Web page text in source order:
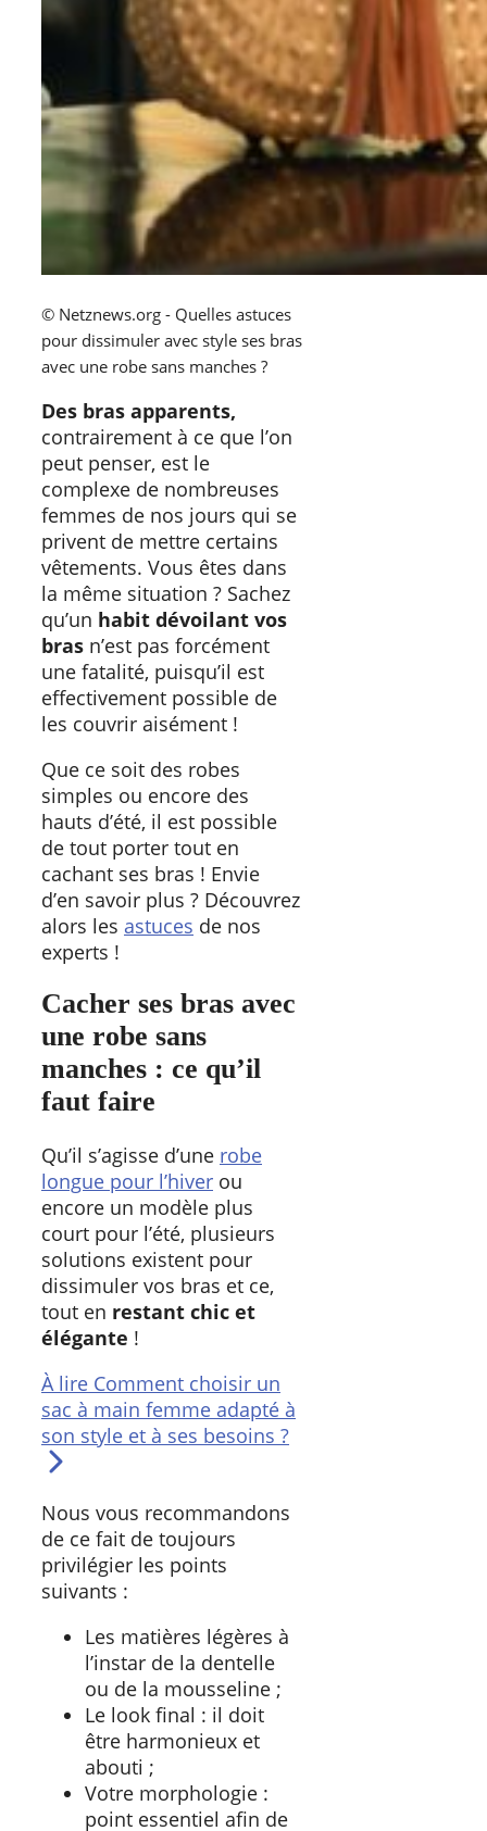
© Netznews.org - Quelles astuces
pour dissimuler avec style ses bras
avec une robe sans manches ?
Des bras apparents,
contrairement à ce que l’on
peut penser, est le
complexe de nombreuses
femmes de nos jours qui se
privent de mettre certains
vêtements. Vous êtes dans
la même situation ? Sachez
qu’un habit dévoilant vos
bras n’est pas forcément
une fatalité, puisqu’il est
effectivement possible de
les couvrir aisément !
Que ce soit des robes
simples ou encore des
hauts d’été, il est possible
de tout porter tout en
cachant ses bras ! Envie
d’en savoir plus ? Découvrez
alors les astuces de nos
experts !
Cacher ses bras avec
une robe sans
manches : ce qu’il
faut faire
Qu’il s’agisse d’une robe
longue pour l’hiver ou
encore un modèle plus
court pour l’été, plusieurs
solutions existent pour
dissimuler vos bras et ce,
tout en restant chic et
élégante !
À lire Comment choisir un
sac à main femme adapté à
son style et à ses besoins ?
Nous vous recommandons
de ce fait de toujours
privilégier les points
suivants :
Les matières légères à
l’instar de la dentelle
ou de la mousseline ;
Le look final : il doit
être harmonieux et
abouti ;
Votre morphologie :
point essentiel afin de